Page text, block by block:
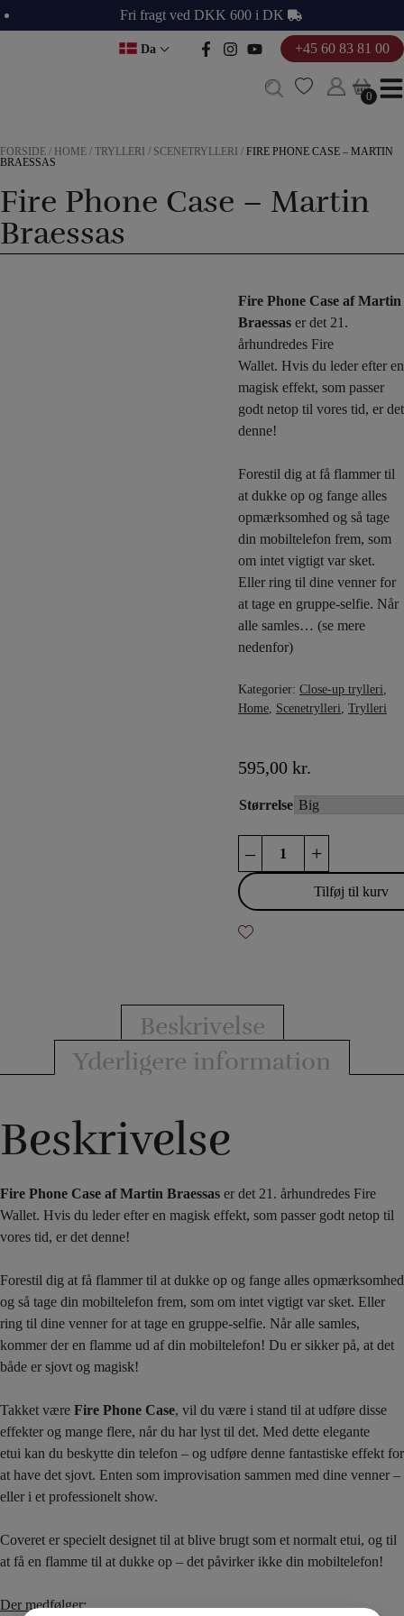
til
Fri fragt ved DKK 600 i DK
Da +45 60 83 81 00
0
0
FORSIDE / HOME / TRYLLERI / SCENETRYLLERI / FIRE PHONE CASE – MARTIN
BRAESSAS
Fire Phone Case – Martin
Braessas
Fire Phone Case af Martin
Braessas er det 21.
århundredes Fire
Wallet. Hvis du leder efter en
magisk effekt, som passer
godt netop til vores tid, er det
denne!
Forestil dig at få flammer til
at dukke op og fange alles
opmærksomhed og så tage
din mobiltelefon frem, som
om intet vigtigt var sket.
Eller ring til dine venner for
at tage en gruppe-selfie. Når
alle samles… (se mere
nedenfor)
Kategorier: Close-up trylleri
Home Scenetrylleri Trylleri
595,00 kr.
Størrelse
–
Case
Martin
+
Tilføj til kurv
Beskrivelse
Yderligere information
Beskrivelse
Fire Phone Case af Martin Braessas er det 21. århundredes Fire
Wallet. Hvis du leder efter en magisk effekt, som passer godt netop til
vores tid, er det denne!
Forestil dig at få flammer til at dukke op og fange alles opmærksomhed
og så tage din mobiltelefon frem, som om intet vigtigt var sket. Eller
ring til dine venner for at tage en gruppe-selfie. Når alle samles,
kommer der en flamme ud af din mobiltelefon! Du er sikker på, at det
både er sjovt og magisk!
Takket være Fire Phone Case, vil du være i stand til at udføre disse
effekter og mange flere, når du har lyst til det. Med dette elegante
etui kan du beskytte din telefon – og udføre denne fantastiske effekt for
at have det sjovt. Enten som improvisation sammen med dine venner –
eller i et professionelt show.
Coveret er specielt designet til at blive brugt som et normalt etui, og til
at få en flamme til at dukke op – det påvirker ikke din mobiltelefon!
Der medfølger: